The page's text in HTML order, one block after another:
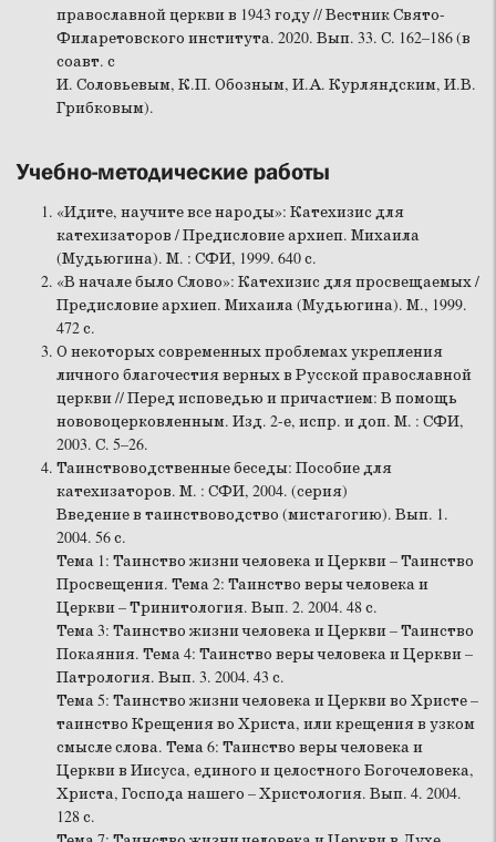
православной церкви в 1943 году // Вестник Свято-
Филаретовского института. 2020. Вып. 33. С. 162–186 (в
соавт. с
И. Соловьевым, К.П. Обозным, И.А. Курляндским, И.В.
Грибковым).
Учебно-методические работы
«Идите, научите все народы»: Катехизис для
катехизаторов / Предисловие архиеп. Михаила
(Мудьюгина). М. : СФИ, 1999. 640 с.
«В начале было Слово»: Катехизис для просвещаемых /
Предисловие архиеп. Михаила (Мудьюгина). М., 1999.
472 с.
О некоторых современных проблемах укрепления
личного благочестия верных в Русской православной
церкви // Перед исповедью и причастием: В помощь
нововоцерковленным. Изд. 2-е, испр. и доп. М. : СФИ,
2003. С. 5–26.
Таинствоводственные беседы: Пособие для
катехизаторов. М. : СФИ, 2004. (серия)
Введение в таинствоводство (мистагогию). Вып. 1.
2004. 56 с.
Тема 1: Таинство жизни человека и Церкви – Таинство
Просвещения. Тема 2: Таинство веры человека и
Церкви – Тринитология. Вып. 2. 2004. 48 с.
Тема 3: Таинство жизни человека и Церкви – Таинство
Покаяния. Тема 4: Таинство веры человека и Церкви –
Патрология. Вып. 3. 2004. 43 с.
Тема 5: Таинство жизни человека и Церкви во Христе –
таинство Крещения во Христа, или крещения в узком
смысле слова. Тема 6: Таинство веры человека и
Церкви в Иисуса, единого и целостного Богочеловека,
Христа, Господа нашего – Христология. Вып. 4. 2004.
128 с.